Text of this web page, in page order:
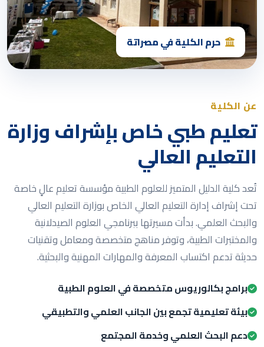
حرم الكلية في مصراتة
عن الكلية
تعليم طبي خاص بإشراف وزارة
التعليم العالي
تُعد كلية الدليل المتميز للعلوم الطبية مؤسسة تعليم عالٍ خاصة
تحت إشراف إدارة التعليم العالي الخاص بوزارة التعليم العالي
والبحث العلمي. بدأت مسيرتها ببرنامجي العلوم الصيدلانية
والمختبرات الطبية، وتوفر مناهج متخصصة ومعامل وتقنيات
حديثة تدعم اكتساب المعرفة والمهارات المهنية والبحثية.
برامج بكالوريوس متخصصة في العلوم الطبية
بيئة تعليمية تجمع بين الجانب العلمي والتطبيقي
دعم البحث العلمي وخدمة المجتمع